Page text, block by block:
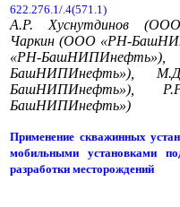
622.276.1/.4(571.1)
А.Р. Хуснутдинов
Чаркин (ООО «РН-
«РН-
БашНИПИнефть»),
БашНИПИнефть»),
БашНИПИнефть»)
Применение скважинных
мобильными установками
разработки месторождений